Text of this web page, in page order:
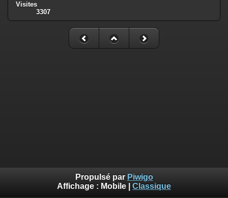
Visites
3307
Propulsé par Piwigo
Affichage : Mobile Classique